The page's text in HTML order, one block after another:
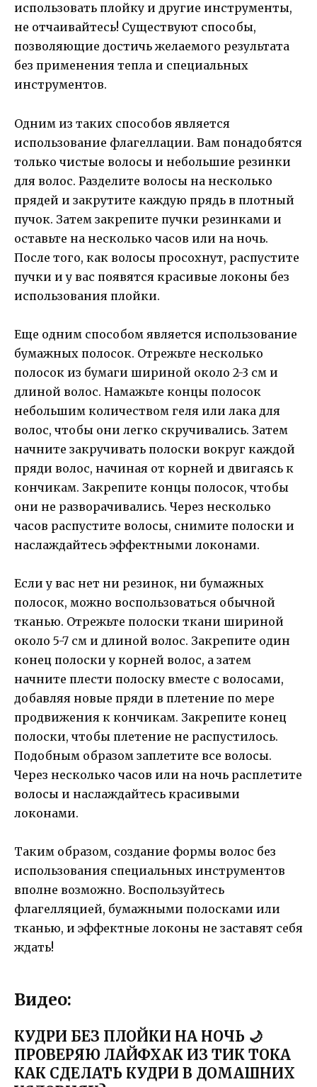
использовать плойку и другие инструменты,
не отчаивайтесь! Существуют способы,
позволяющие достичь желаемого результата
без применения тепла и специальных
инструментов.
Одним из таких способов является
использование флагеллации. Вам понадобятся
только чистые волосы и небольшие резинки
для волос. Разделите волосы на несколько
прядей и закрутите каждую прядь в плотный
пучок. Затем закрепите пучки резинками и
оставьте на несколько часов или на ночь.
После того, как волосы просохнут, распустите
пучки и у вас появятся красивые локоны без
использования плойки.
Еще одним способом является использование
бумажных полосок. Отрежьте несколько
полосок из бумаги шириной около 2-3 см и
длиной волос. Намажьте концы полосок
небольшим количеством геля или лака для
волос, чтобы они легко скручивались. Затем
начните закручивать полоски вокруг каждой
пряди волос, начиная от корней и двигаясь к
кончикам. Закрепите концы полосок, чтобы
они не разворачивались. Через несколько
часов распустите волосы, снимите полоски и
наслаждайтесь эффектными локонами.
Если у вас нет ни резинок, ни бумажных
полосок, можно воспользоваться обычной
тканью. Отрежьте полоски ткани шириной
около 5-7 см и длиной волос. Закрепите один
конец полоски у корней волос, а затем
начните плести полоску вместе с волосами,
добавляя новые пряди в плетение по мере
продвижения к кончикам. Закрепите конец
полоски, чтобы плетение не распустилось.
Подобным образом заплетите все волосы.
Через несколько часов или на ночь расплетите
волосы и наслаждайтесь красивыми
локонами.
Таким образом, создание формы волос без
использования специальных инструментов
вполне возможно. Воспользуйтесь
флагелляцией, бумажными полосками или
тканью, и эффектные локоны не заставят себя
ждать!
Видео:
КУДРИ БЕЗ ПЛОЙКИ НА НОЧЬ 🌙
ПРОВЕРЯЮ ЛАЙФХАК ИЗ ТИК ТОКА
КАК СДЕЛАТЬ КУДРИ В ДОМАШНИХ